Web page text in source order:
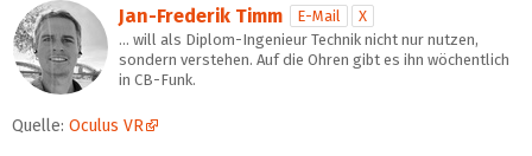
Jan-Frederik Timm E-Mail
X
… will als Diplom-Ingenieur Technik nicht nur nutzen,
sondern verstehen. Auf die Ohren gibt es ihn wöchentlich
in CB-Funk.
Quelle: Oculus VR